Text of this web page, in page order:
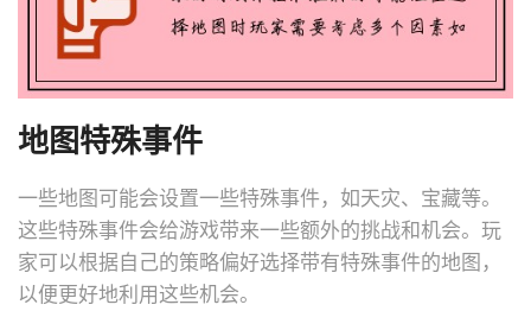
地图特殊事件
一些地图可能会设置一些特殊事件，如天灾、宝藏等。
这些特殊事件会给游戏带来一些额外的挑战和机会。玩
家可以根据自己的策略偏好选择带有特殊事件的地图，
以便更好地利用这些机会。